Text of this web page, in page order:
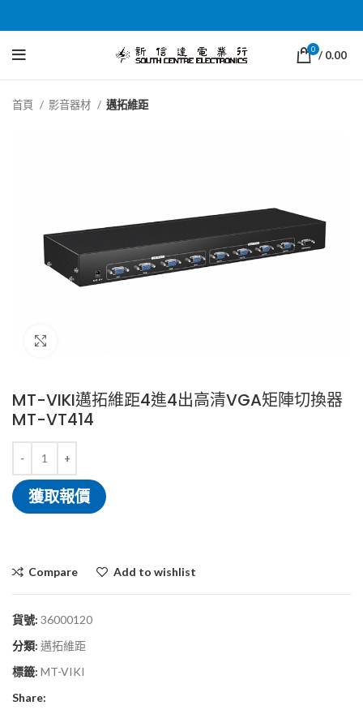
0 / 0.00
首頁 影音器材 邁拓維距
MT-VIKI邁拓維距4進4出高清VGA矩陣切換器
MT-VT414
獲取報價
Compare Add to wishlist
貨號: 36000120
分類: 邁拓維距
標籤: MT-VIKI
Share: